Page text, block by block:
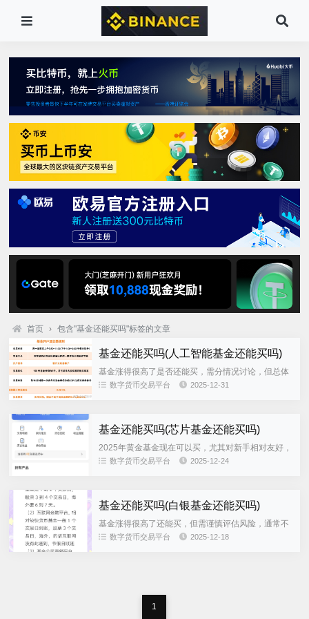
首页 › 包含"基金还能买吗"标签的文章
基金还能买吗(人工智能基金还能买吗)
基金涨得很高了是否还能买，需分情况讨论，但总体
高位买入风险较大，需谨慎决策若基金本身质量优
数字货币交易平台 2025-12-31
基金还能买吗(芯片基金还能买吗)
2025年黄金基金现在可以买，尤其对新手相对友好，
但需结合自身风险承受能力谨慎决策一2025年黄金基
数字货币交易平台 2025-12-24
基金还能买吗(白银基金还能买吗)
基金涨得很高了还能买，但需谨慎评估风险，通常不
建议高位买入从风险角度分析，高位买入的潜在损失
数字货币交易平台 2025-12-18
1